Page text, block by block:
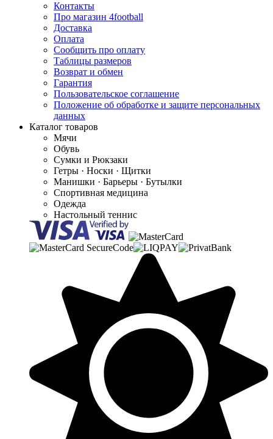
Контакты
Про магазин 4football
Доставка
Оплата
Сообщить про оплату
Таблицы размеров
Возврат и обмен
Гарантия
Пользовательское соглашение
Положение об обработке и защите персональных
данных
Каталог товаров
Мячи
Обувь
Сумки и Рюкзаки
Гетры · Носки · Щитки
Манишки · Барьеры · Бутылки
Спортивная медицина
Одежда
Настольный теннис